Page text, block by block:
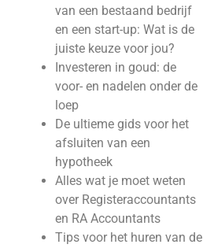
van een bestaand bedrijf
en een start-up: Wat is de
juiste keuze voor jou?
Investeren in goud: de
voor- en nadelen onder de
loep
De ultieme gids voor het
afsluiten van een
hypotheek
Alles wat je moet weten
over Registeraccountants
en RA Accountants
Tips voor het huren van de